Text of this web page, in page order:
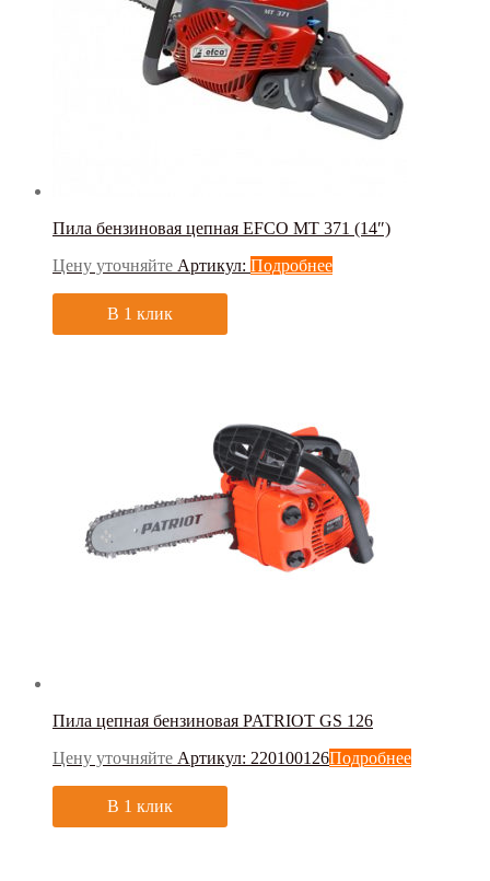
Пила бензиновая цепная EFCO MT 371 (14″)
Цену уточняйте Артикул: Подробнее
В 1 клик
Пила цепная бензиновая PATRIOT GS 126
Цену уточняйте Артикул: 220100126Подробнее
В 1 клик